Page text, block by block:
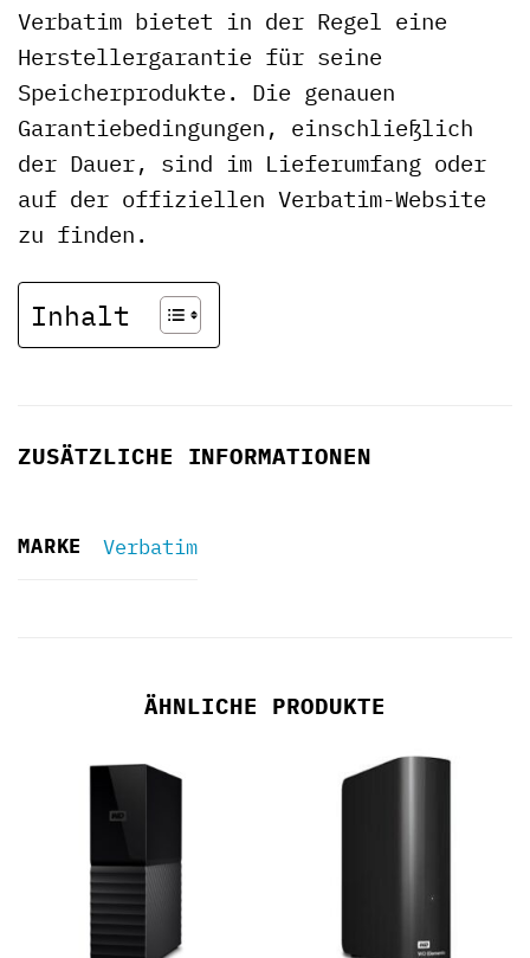
Verbatim bietet in der Regel eine
Herstellergarantie für seine
Speicherprodukte. Die genauen
Garantiebedingungen, einschließlich
der Dauer, sind im Lieferumfang oder
auf der offiziellen Verbatim-Website
zu finden.
Inhalt
ZUSÄTZLICHE INFORMATIONEN
MARKE Verbatim
ÄHNLICHE PRODUKTE